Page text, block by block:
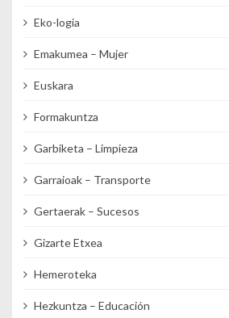
Eko-logia
Emakumea – Mujer
Euskara
Formakuntza
Garbiketa – Limpieza
Garraioak – Transporte
Gertaerak – Sucesos
Gizarte Etxea
Hemeroteka
Hezkuntza – Educación